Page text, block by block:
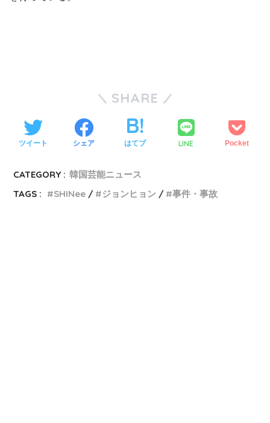
SHARE
ツイート シェア はてブ LINE Pocket
CATEGORY : 韓国芸能ニュース
TAGS :
SHINee ジョンヒョン 事件・事故